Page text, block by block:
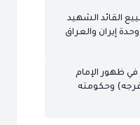
القائد الشهيد
إيران والعراق
في ظهور الإمام
وحكومته